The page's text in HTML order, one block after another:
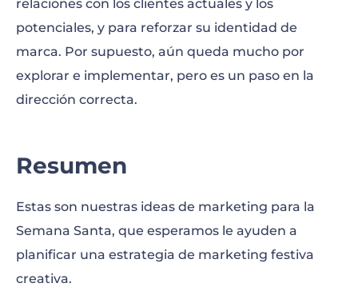
relaciones con los clientes actuales y los
potenciales, y para reforzar su identidad de
marca. Por supuesto, aún queda mucho por
explorar e implementar, pero es un paso en la
dirección correcta.
Resumen
Estas son nuestras ideas de marketing para la
Semana Santa, que esperamos le ayuden a
planificar una estrategia de marketing festiva
creativa.